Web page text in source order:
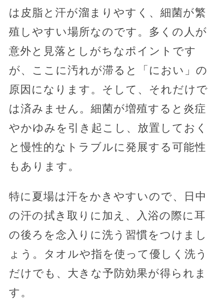
は皮脂と汗が溜まりやすく、細菌が繁
殖しやすい場所なのです。多くの人が
意外と見落としがちなポイントです
が、ここに汚れが滞ると「におい」の
原因になります。そして、それだけで
は済みません。細菌が増殖すると炎症
やかゆみを引き起こし、放置しておく
と慢性的なトラブルに発展する可能性
もあります。
特に夏場は汗をかきやすいので、日中
の汗の拭き取りに加え、入浴の際に耳
の後ろを念入りに洗う習慣をつけまし
ょう。タオルや指を使って優しく洗う
だけでも、大きな予防効果が得られま
す。